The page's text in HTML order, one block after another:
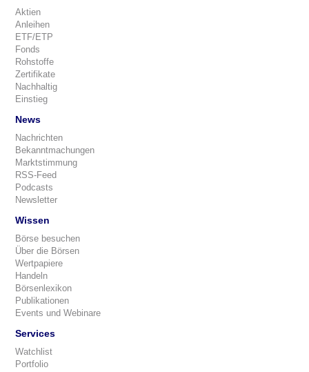
Aktien
Anleihen
ETF/ETP
Fonds
Rohstoffe
Zertifikate
Nachhaltig
Einstieg
News
Nachrichten
Bekanntmachungen
Marktstimmung
RSS-Feed
Podcasts
Newsletter
Wissen
Börse besuchen
Über die Börsen
Wertpapiere
Handeln
Börsenlexikon
Publikationen
Events und Webinare
Services
Watchlist
Portfolio